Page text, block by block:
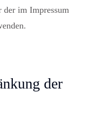
der im Impressum
der